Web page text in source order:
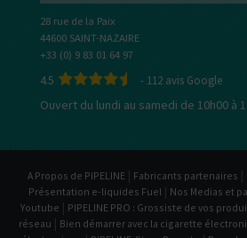
28 rue de la Paix
44600 SAINT-NAZAIRE
+33 (0) 9 83 01 64 97
4.5 - 112 avis Google
Ouvert du lundi au samedi de 10h00 à
A Propos de PIPELINE | Fabricants partenaires |
Présentation e-liquides Fuel | Nos Medias et
Youtube | PIPELINE PRO : Grossiste de vos
réseau | Bien démarrer avec la cigarette